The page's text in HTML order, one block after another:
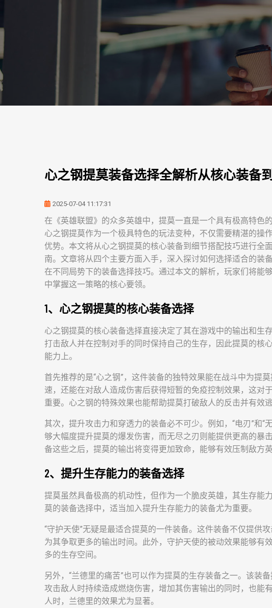
心之钢提莫装备选择全解析从核心装备
2025-07-04 11:17:31
在《英雄联盟》的众多英雄中，提莫一直是一个具有极高特色
心之钢提莫作为一个极具特色的玩法变种，不仅需要精湛的操
优势。本文将从心之钢提莫的核心装备到细节搭配技巧进行全
南。文章将从四个主要方面入手，深入探讨如何选择适合的装
在不同局势下的装备选择技巧。通过本文的解析，玩家们将能
中掌握这一策略的核心要领。
1、心之钢提莫的核心装备选择
心之钢提莫的核心装备选择直接决定了其在游戏中的输出和生
打击敌人并在控制对手的同时保持自己的生存，因此提莫的核
能力上。
首先推荐的是“心之钢”，这件装备的独特效果能在战斗中为提
速，还能在对敌人造成伤害后获得短暂的免疫控制效果，这对
重要。心之钢的特殊效果也能帮助提莫打破敌人的反击并有效逃
其次，提升攻击力和穿透力的装备必不可少。例如，“电刃”和
够大幅度提升提莫的爆发伤害，而无尽之刃则能提供更高的暴
备这些之后，提莫的输出将变得更加致命，能够有效压制敌方英
2、提升生存能力的装备选择
提莫虽然具备极高的机动性，但作为一个脆皮英雄，其生存能
莫的装备选择中，适当加入提升生存能力的装备尤为重要。
“守护天使”无疑是最适合提莫的一件装备。这件装备不仅提供
为其争取更多的输出时间。此外，守护天使的被动效果能够有
多的生存空间。
另外，“兰德里的痛苦”也可以作为提莫的生存装备之一。该装
攻击敌人时持续造成燃烧伤害，增加其伤害输出的同时，也能
人时，兰德里的效果尤为显著。